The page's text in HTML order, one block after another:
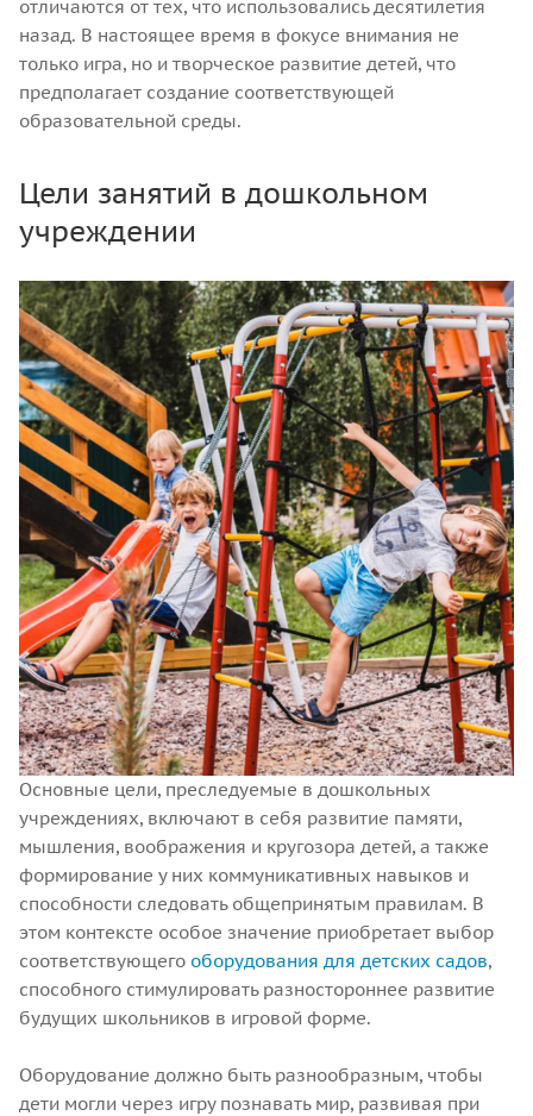
отличаются от тех, что использовались десятилетия
назад. В настоящее время в фокусе внимания не
только игра, но и творческое развитие детей, что
предполагает создание соответствующей
образовательной среды.
Цели занятий в дошкольном
учреждении
Основные цели, преследуемые в дошкольных
учреждениях, включают в себя развитие памяти,
мышления, воображения и кругозора детей, а также
формирование у них коммуникативных навыков и
способности следовать общепринятым правилам. В
этом контексте особое значение приобретает выбор
соответствующего оборудования для детских садов,
способного стимулировать разностороннее развитие
будущих школьников в игровой форме.
Оборудование должно быть разнообразным, чтобы
дети могли через игру познавать мир, развивая при